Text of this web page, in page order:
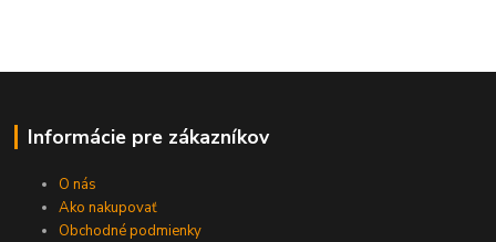
Informácie pre zákazníkov
O nás
Ako nakupovať
Obchodné podmienky